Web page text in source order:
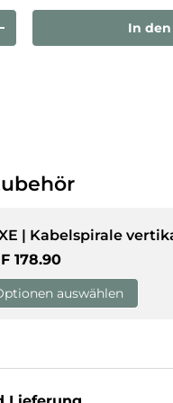
laden
Galerieansicht laden
Bild 10 in
erhöhen In
| Kabelspirale
Preis
178.90
auswählen